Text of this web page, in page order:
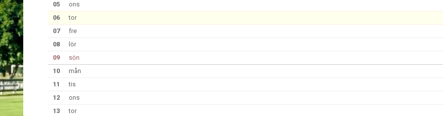
05
ons
06
tor
07
fre
08
lör
09
sön
10
mån
11
tis
12
ons
13
tor